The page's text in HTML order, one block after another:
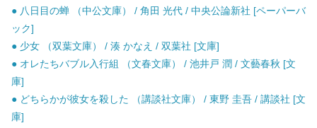
● 八日目の蝉 （中公文庫） / 角田 光代 / 中央公論新社 [ペーパーバ
ック]
● 少女 （双葉文庫） / 湊 かなえ / 双葉社 [文庫]
● オレたちバブル入行組 （文春文庫） / 池井戸 潤 / 文藝春秋 [文
庫]
● どちらかが彼女を殺した （講談社文庫） / 東野 圭吾 / 講談社 [文
庫]